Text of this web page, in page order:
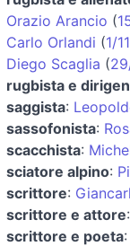
Orazio Arancio (
Carlo Orlandi (1/11
Diego Scaglia (
rugbista e
saggista:
sassofonista:
scacchista:
sciatore alpino:
scrittore:
scrittore e attore:
scrittore e poeta: